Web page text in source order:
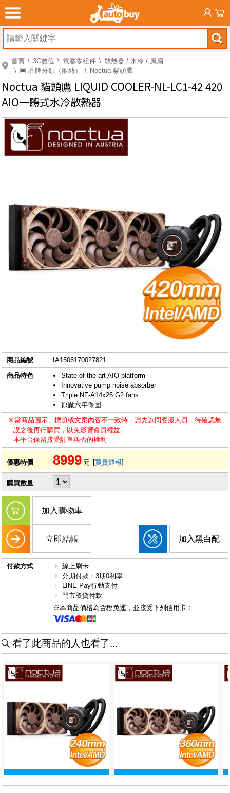
首頁 3C數位 電腦零組件
散熱器 / 水冷 / 風扇
▣ 品牌分類（散熱）
Noctua 貓頭鷹
Noctua 貓頭鷹 LIQUID COOLER-NL-LC1-42 420
AIO一體式水冷散熱器
商品編號
IA1506170027821
商品特色
State-of-the-art AIO platform
Innovative pump noise absorber
Triple NF-A14x25 G2 fans
原廠六年保固
※當商品圖示、標題或文案內容不一致時，請先詢問客服人員，待確認無
誤之後再行購買，以免影響會員權益。
本平台保留接受訂單與否的權利
優惠特價 8999 元 [買貴通報]
購買數量
加入購物車
立即結帳 加入黑白配
付款方式
線上刷卡
分期付款：3期0利率
LINE Pay行動支付
門市取貨付款
※本商品價格為含稅免運，並接受下列信用卡：
看了此商品的人也看了...